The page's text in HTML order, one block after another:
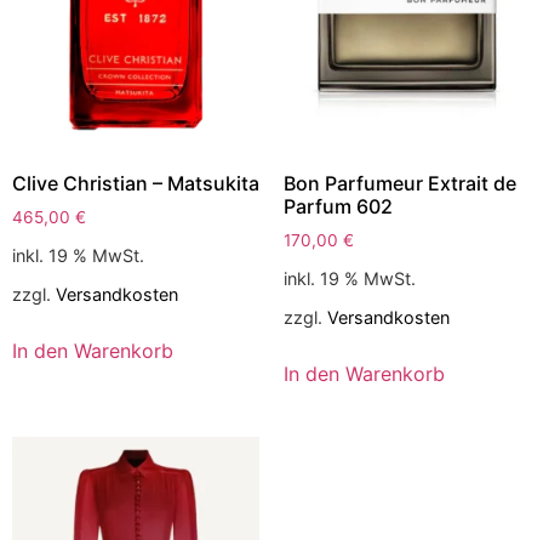
Clive Christian – Matsukita
465,00 €
inkl. 19 % MwSt.
zzgl. Versandkosten
In den Warenkorb
Bon Parfumeur Extrait de
Parfum 602
170,00 €
inkl. 19 % MwSt.
zzgl. Versandkosten
In den Warenkorb